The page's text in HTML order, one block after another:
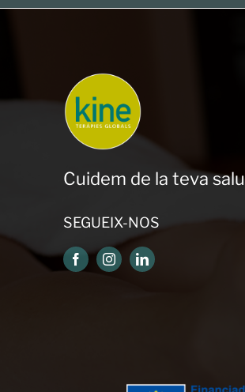
Cuidem de la teva
SEGUEIX-NOS